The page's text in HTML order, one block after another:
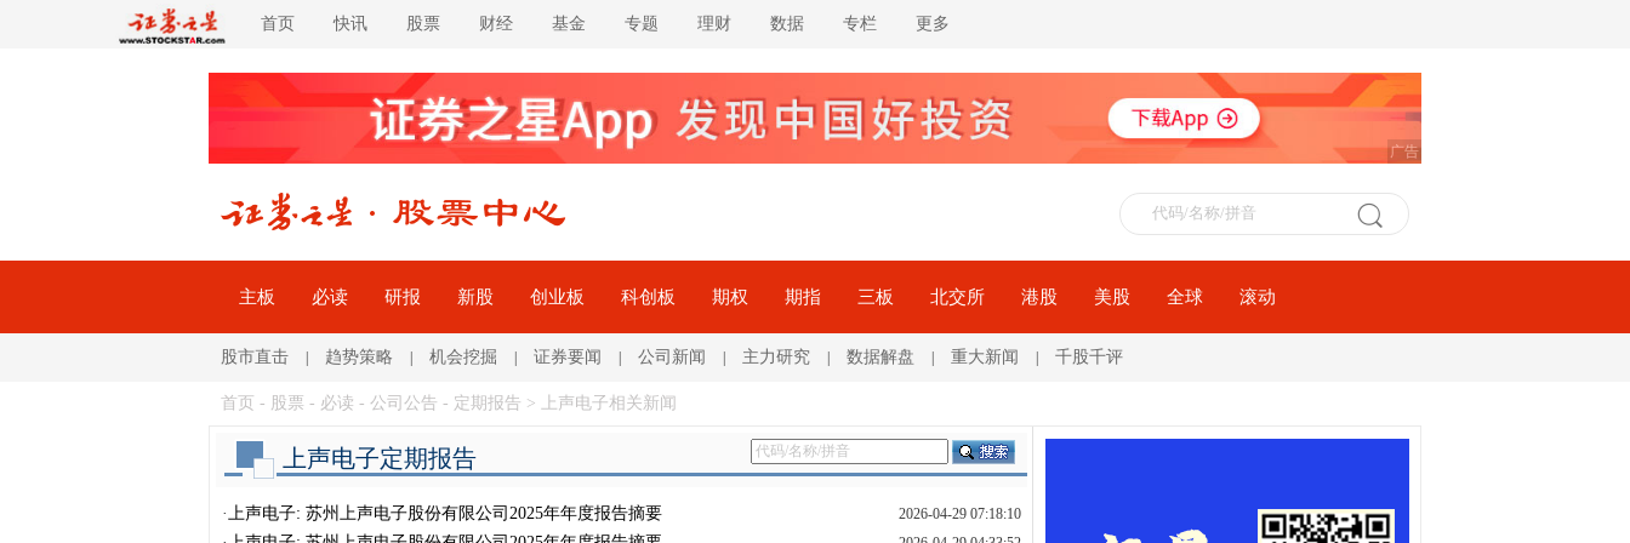
首页 快讯 股票 财经 基金 专题 理财 数据 专栏 更多
广告
主板 必读 研报 新股 创业板 科创板 期权 期指 三板 北交所 港股 美股 全球 滚动
股市直击 趋势策略 机会挖掘 证券要闻 公司新闻 主力研究 数据解盘 重大新闻 千股千评
首页 - 股票 - 必读 - 公司公告 - 定期报告 > 上声电子相关新闻
上声电子定期报告
·上声电子: 苏州上声电子股份有限公司2025年年度报告摘要 2026-04-29 07:18:10